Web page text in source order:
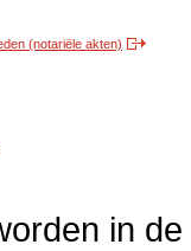
(notariële akten)
in